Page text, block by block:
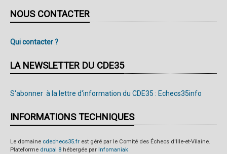
NOUS CONTACTER
Qui contacter ?
LA NEWSLETTER DU CDE35
S'abonner à la lettre d'information du CDE35 : Echecs35info
INFORMATIONS TECHNIQUES
Le domaine cdechecs35.fr est géré par le Comité des Échecs d'Ille-et-Vilaine.
Plateforme drupal 8 hébergée par Infomaniak